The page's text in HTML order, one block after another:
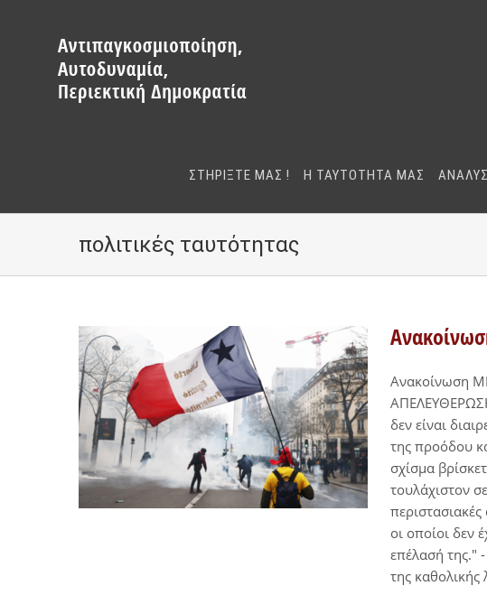
περιεχόμενο
ΣΤΗΡΙΞΤΕ ΜΑΣ ! Η ΤΑΥΤΟΤΗΤΑ ΜΑΣ
πολιτικές ταυτότητας
Ανακοίνωση
δεν είναι
της προόδου
σχίσμα
τουλάχιστον
οι οποίοι δεν
επέλασή της."
της καθολικής